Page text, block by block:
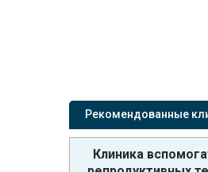
Рекомендованные
Клиника